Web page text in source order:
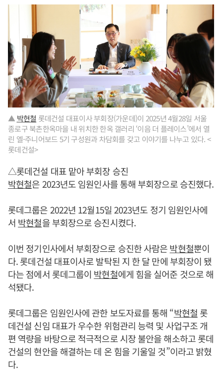
▲ 박현철 롯데건설 대표이사 부회장(가운데)이 2025년 4월28일 서울
종로구 북촌한옥마을 내 위치한 한옥 갤러리 ‘이음 더 플레이스’에서 열
린 엘-주니어보드 5기 구성원과 차담회를 갖고 이야기를 나누고 있다. <
롯데건설>
△롯데건설 대표 맡아 부회장 승진
박현철은 2023년도 임원인사를 통해 부회장으로 승진했다.
롯데그룹은 2022년 12월15일 2023년도 정기 임원인사에
서 박현철을 부회장으로 승진시켰다.
이번 정기인사에서 부회장으로 승진한 사람은박현철뿐이
다. 롯데건설 대표이사로 발탁된 지 한 달 만에 부회장이 됐
다는 점에서 롯데그룹이 박현철에게 힘을 실어준 것으로 해
석됐다.
롯데그룹은 임원인사에 관한 보도자료를 통해 “박현철롯
데건설 신임 대표가 우수한 위험관리 능력 및 사업구조 개
편 역량을 바탕으로 적극적으로 시장 불안을 해소하고 롯데
건설의 현안을 해결하는 데 온 힘을 기울일 것”이라고 밝혔
다.